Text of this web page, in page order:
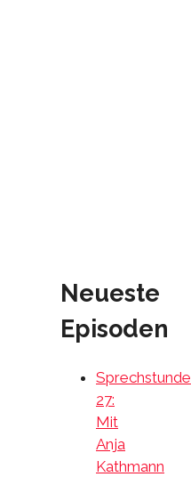
Neueste
Episoden
Sprechstunde
27:
Mit
Anja
Kathmann